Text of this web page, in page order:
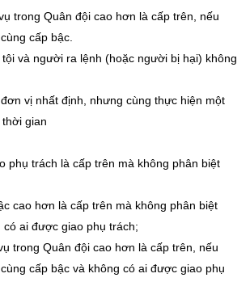
trong Quân đội cao hơn là cấp trên, nếu
cấp bậc.
và người ra lệnh (hoặc người bị hại) không
vị nhất định, nhưng cùng thực hiện một
gian
phụ trách là cấp trên mà không phân biệt
cao hơn là cấp trên mà không phân biệt
ai được giao phụ trách;
trong Quân đội cao hơn là cấp trên, nếu
cấp bậc và không có ai được giao phụ